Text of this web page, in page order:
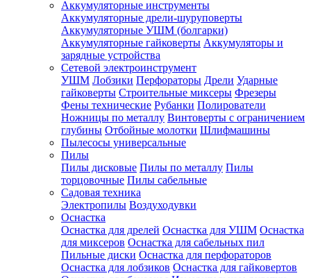
Аккумуляторные инструменты
Аккумуляторные дрели-шуруповерты
Аккумуляторные УШМ (болгарки)
Аккумуляторные гайковерты Аккумуляторы и
зарядные устройства
Сетевой электроинструмент
УШМ Лобзики Перфораторы Дрели Ударные
гайковерты Строительные миксеры Фрезеры
Фены технические Рубанки Полирователи
Ножницы по металлу Винтоверты с ограничением
глубины Отбойные молотки Шлифмашины
Пылесосы универсальные
Пилы
Пилы дисковые Пилы по металлу Пилы
торцовочные Пилы сабельные
Садовая техника
Электропилы Воздуходувки
Оснастка
Оснастка для дрелей Оснастка для УШМ Оснастка
для миксеров Оснастка для сабельных пил
Пильные диски Оснастка для перфораторов
Оснастка для лобзиков Оснастка для гайковертов